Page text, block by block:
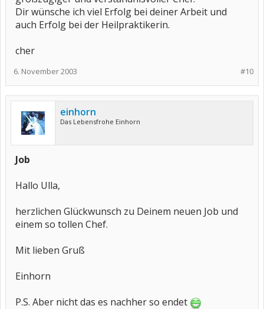
Dir wünsche ich viel Erfolg bei deiner Arbeit und
auch Erfolg bei der Heilpraktikerin.
cher
#10
6. November 2003
einhorn
Das Lebensfrohe Einhorn
Job
Hallo Ulla,
herzlichen Glückwunsch zu Deinem neuen Job und
einem so tollen Chef.
Mit lieben Gruß
Einhorn
P.S. Aber nicht das es nachher so endet